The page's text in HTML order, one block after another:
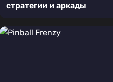
стратегии и аркады